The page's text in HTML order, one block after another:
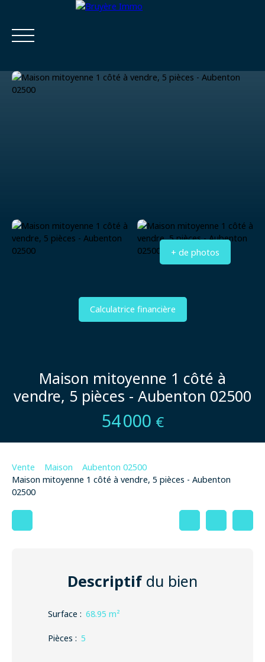
+ de photos
Calculatrice financière
Maison mitoyenne 1 côté à
vendre, 5 pièces - Aubenton 02500
54 000 €
Vente Maison
Aubenton 02500
Maison mitoyenne 1 côté à vendre, 5 pièces - Aubenton
02500
Descriptifdu bien
Surface : 68.95 m²
Pièces : 5